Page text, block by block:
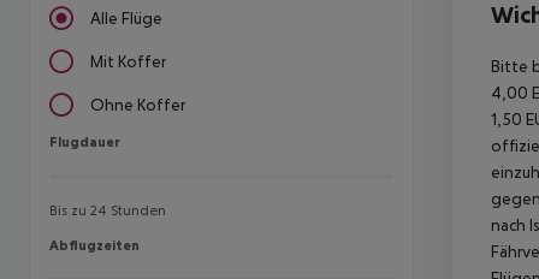
Alle Flüge
Mit Koffer
Ohne Koffer
Flugdauer
Flugdauer
Bis zu 24 Stunden
Abflugzeiten
Abflugzeiten
Bitte
4,00
1,50
nach